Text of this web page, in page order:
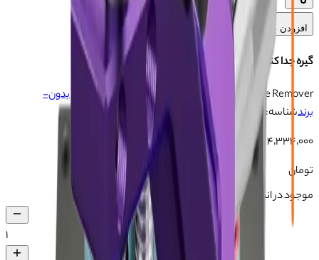
افزودن به علاقه‌مندی‌ها
گیره جدا کننده فریم دوربین IFIXES IX73 11-15PM
IFIXES IX73 11-15PM Rear Camera Frame Remover
بدون-
برندشناسه:103014031
۴٬۳۳۴٬۰۰۰
تومان
موجود در انبار
۱